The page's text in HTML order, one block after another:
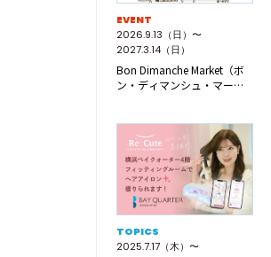
EVENT
2026.9.13（日）〜
2027.3.14（日）
Bon Dimanche Market（ボ
ン・ディマンシュ・マーケ
TOPICS
2025.7.17（木）〜